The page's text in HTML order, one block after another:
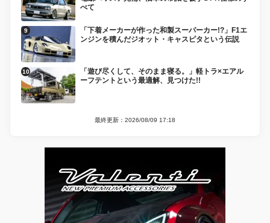
べて
「下着メーカーが作った和製スーパーカー!?」F1エ
ンジンを積んだジオット・キャスピタという伝説
「遊び尽くして、そのまま寝る。」軽トラ×エアル
ーフテントという最適解、見つけた!!
最終更新：2026/08/09 17:18